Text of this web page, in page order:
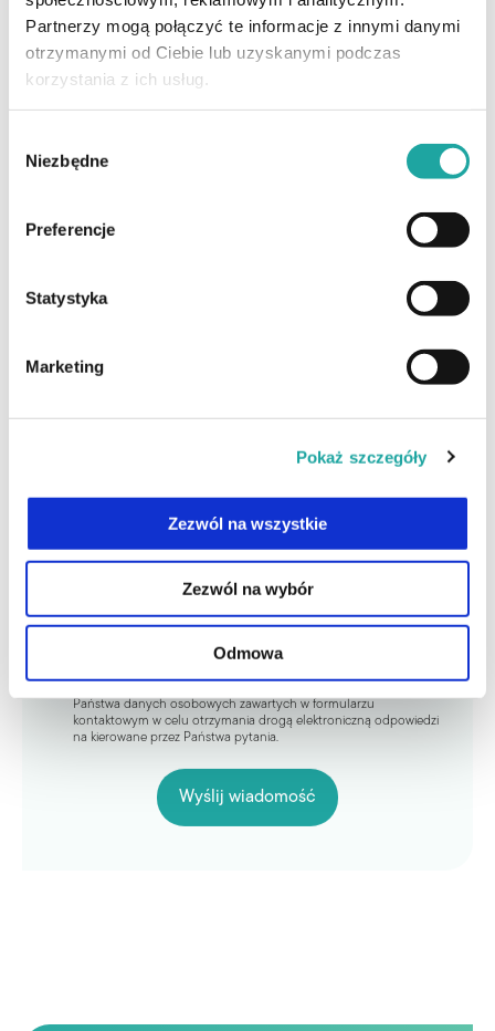
Partnerzy mogą połączyć te informacje z innymi danymi
otrzymanymi od Ciebie lub uzyskanymi podczas
korzystania z ich usług.
zgody
Niezbędne
Preferencje
Statystyka
Marketing
Pokaż szczegóły
Zezwól na wszystkie
Zezwól na wybór
Odmowa
przez WhatsApplub wypełnij formularz kontaktowy.
DODAJ PLIK
Państwa danych osobowych zawartych w formularzu
kontaktowym w celu otrzymania drogą elektroniczną odpowiedzi
na kierowane przez Państwa pytania.